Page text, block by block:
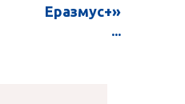
Еразмус+»
...